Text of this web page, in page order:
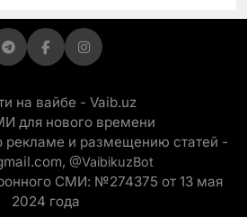
на вайбе - Vaib.uz
для нового времени
рекламе и размещению статей -
@VaibikuzBot
СМИ: №274375 от 13 мая
2024 года